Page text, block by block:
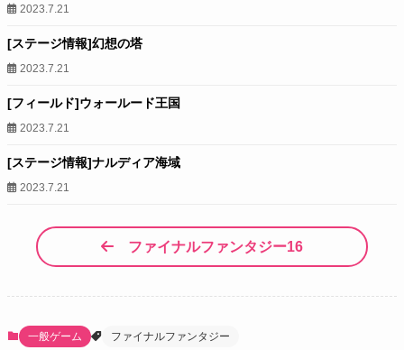
2023.7.21
[ステージ情報]幻想の塔
2023.7.21
[フィールド]ウォールード王国
2023.7.21
[ステージ情報]ナルディア海域
2023.7.21
ファイナルファンタジー16
一般ゲーム ファイナルファンタジー